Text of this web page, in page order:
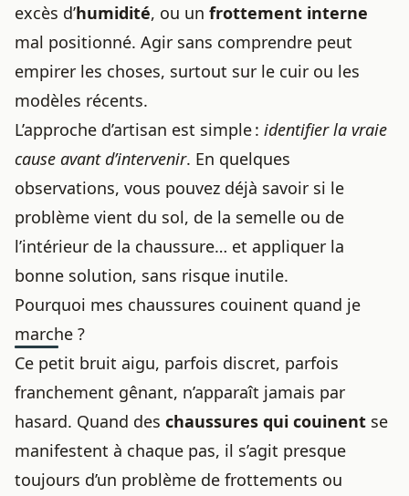
excès d’humidité, ou un frottement interne
mal positionné. Agir sans comprendre peut
empirer les choses, surtout sur le cuir ou les
modèles récents.
L’approche d’artisan est simple : identifier la vraie
cause avant d’intervenir. En quelques
observations, vous pouvez déjà savoir si le
problème vient du sol, de la semelle ou de
l’intérieur de la chaussure… et appliquer la
bonne solution, sans risque inutile.
Pourquoi mes chaussures couinent quand je
marche ?
Ce petit bruit aigu, parfois discret, parfois
franchement gênant, n’apparaît jamais par
hasard. Quand des chaussures qui couinent se
manifestent à chaque pas, il s’agit presque
toujours d’un problème de frottements ou